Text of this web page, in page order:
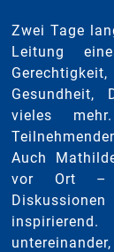
Zwei Tage
Leitung
Gesundheit,
vieles
Auch
vor Ort –